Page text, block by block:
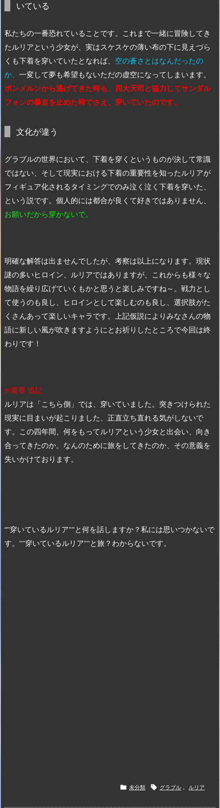
いている
私たちの一番恐れていることです。これまで一緒に冒険してき
たルリアという少女が、実はスケスケの薄い布の下に見えづら
くも下着を穿いていたとなれば、 空の蒼さとはなんだったの
か、 一変して夢も希望もないただの虚空になってしまいます。
ポンメルンから逃げてきた時も、四大天司と協力してサンダル
フォンの暴走を止めた時でさえ、穿いていたのです。
文化が違う
グラブルの世界において、下着を穿くというものが決して常識
ではない、そして現実における下着の重要性を知ったルリアが
フィギュア化されるタイミングでのみ泣く泣く下着を穿いた、
という説です。個人的には都合が良くて好きではありません、
お願いだから穿かないで。
明確な解答は出ませんでしたが、考察は以上になります。現状
謎の多いヒロイン、ルリアではありますが、これからも様々な
物語を繰り広げていくもかと思うと楽しみですね～。戦力とし
て使うのも良し、ヒロインとして楽しむのも良し、選択肢がた
くさんあって楽しいキャラです。上記仮説によりみなさんの物
語に新しい風が吹きますようにとお祈りしたところで今回は終
わりです！
※重要 追記
ルリアは「こちら側」では、穿いていました。突きつけられた
現実に目まいが起こりました、正直立ち直れる気がしないで
す。この四年間、何をもってルリアという少女と出会い、向き
合ってきたのか。なんのために旅をしてきたのか、その意義を
失いかけております。
“"穿いているルリア""と何を話しますか？私には思いつかないで
す。""穿いているルリア""と旅？わからないです。
 未分類  グラブル , ルリア